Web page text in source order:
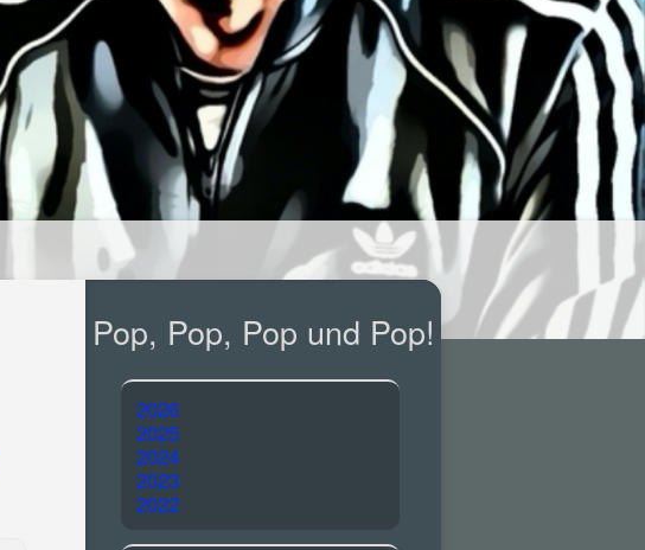
Pop, Pop, Pop und Pop!
2026
2025
2024
2023
2022